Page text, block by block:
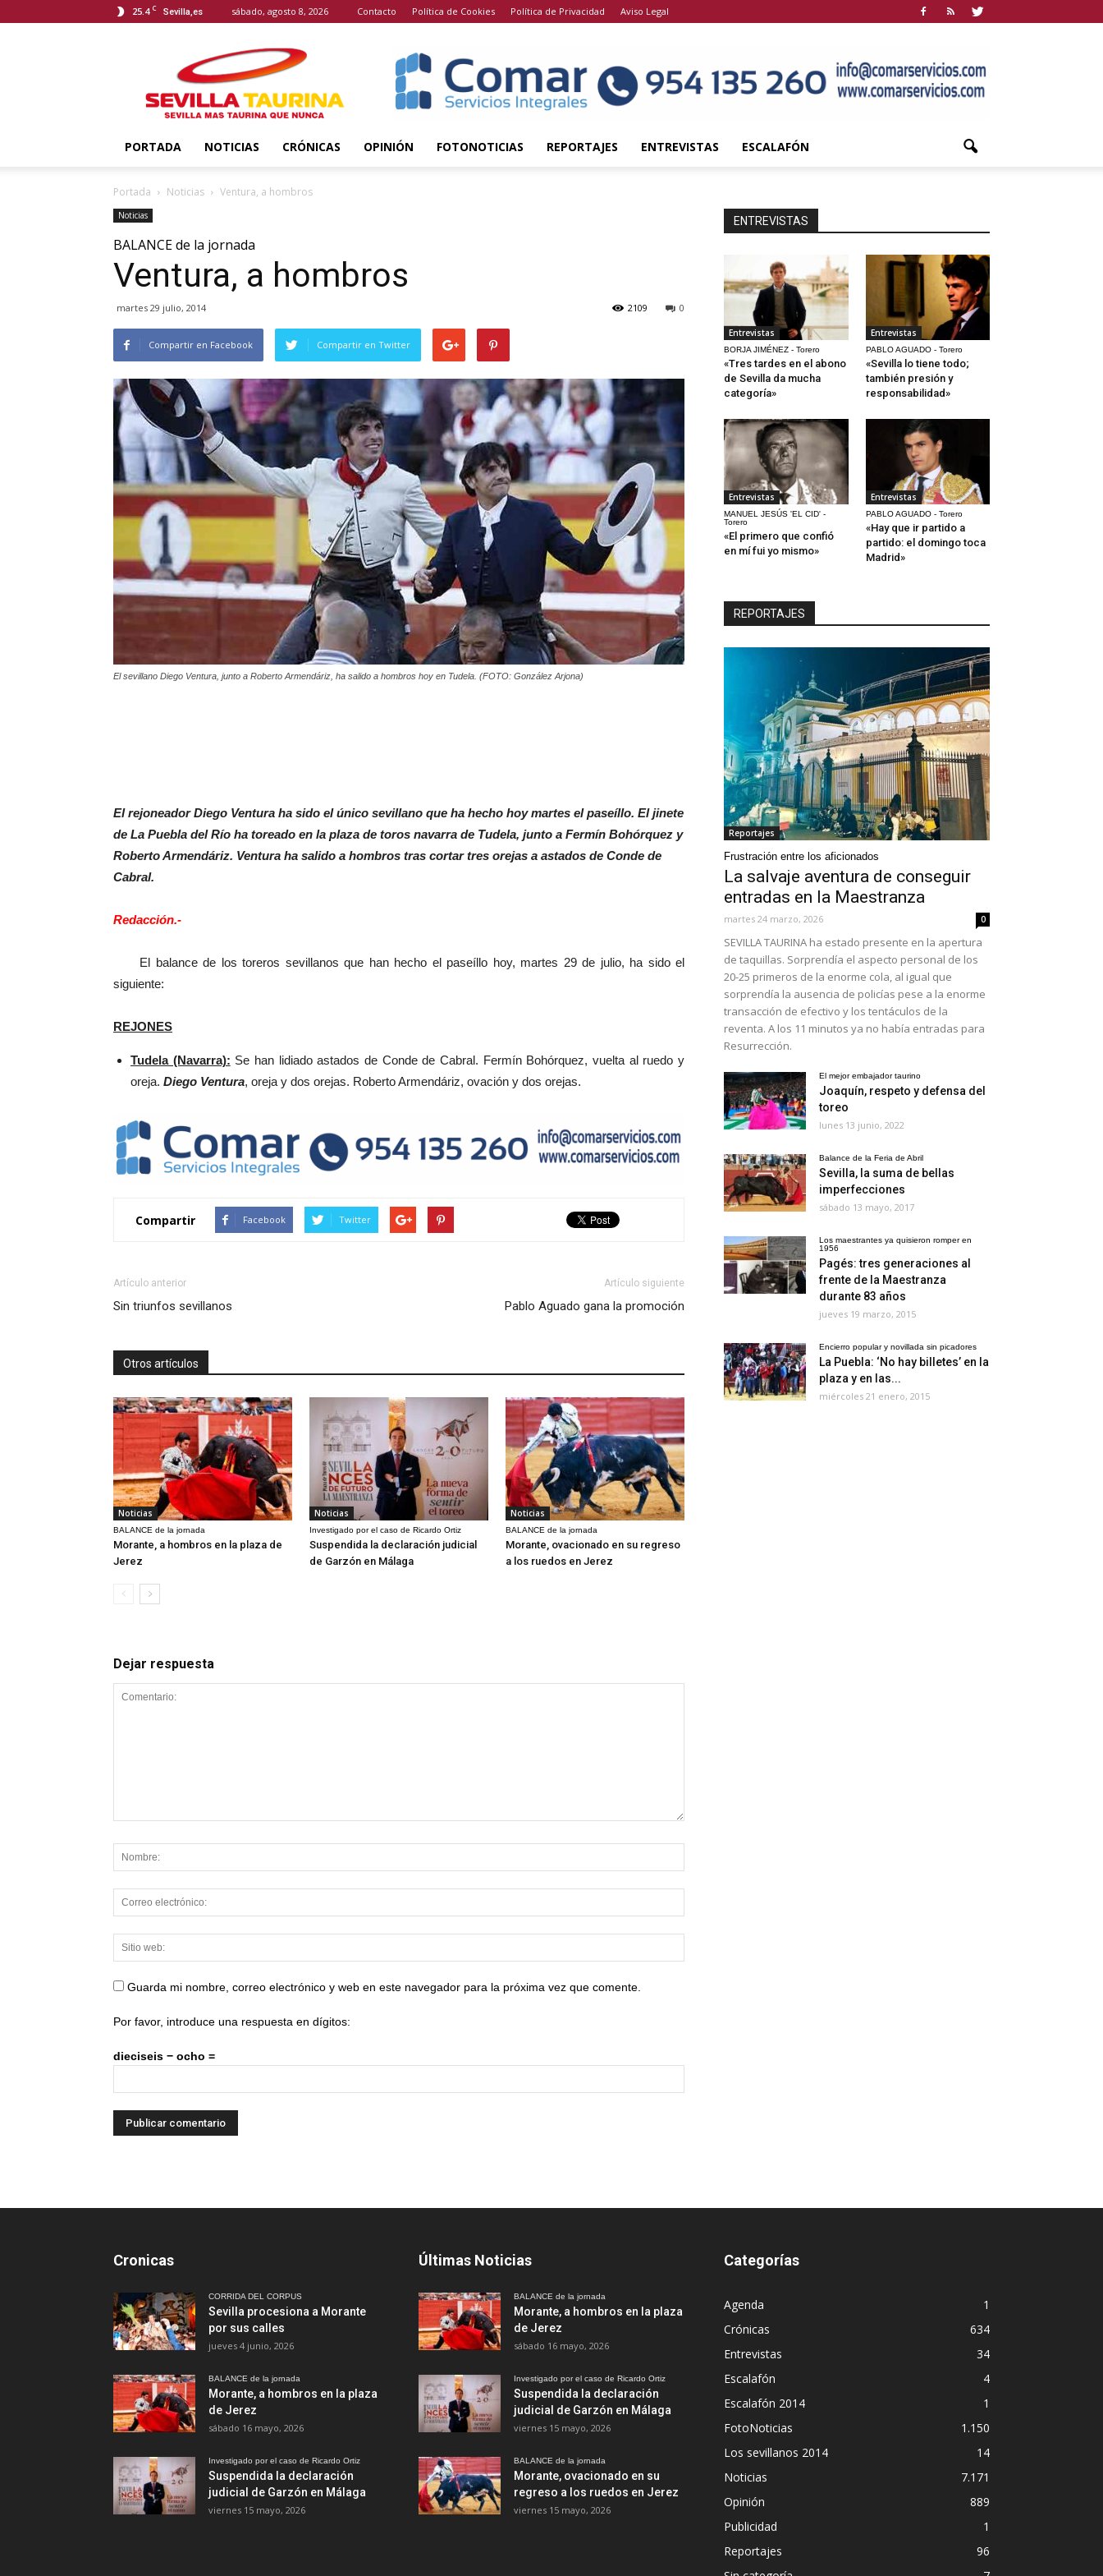
25.4 C Sevilla,es sábado, agosto 8, 2026 Contacto Política de Cookies Política de Privacidad Aviso Legal
Taurina
PORTADA NOTICIAS CRÓNICAS OPINIÓN FOTONOTICIAS REPORTAJES ENTREVISTAS ESCALAFÓN
Portada Noticias Ventura, a hombros
Noticias
BALANCE de la jornada
Ventura, a hombros
martes 29 julio, 2014 0
2109
Compartir en Facebook Compartir en Twitter
El sevillano Diego Ventura, junto a Roberto Armendáriz, ha salido a hombros hoy en Tudela. (FOTO: González Arjona)
El rejoneador Diego Ventura ha sido el único sevillano que ha hecho hoy martes el paseíllo. El jinete
de La Puebla del Río ha toreado en la plaza de toros navarra de Tudela, junto a Fermín Bohórquez y
Roberto Armendáriz. Ventura ha salido a hombros tras cortar tres orejas a astados de Conde de
Cabral.
Redacción.-
El balance de los toreros sevillanos que han hecho el paseíllo hoy, martes 29 de julio, ha sido el
siguiente:
REJONES
Tudela (Navarra): Se han lidiado astados de Conde de Cabral. Fermín Bohórquez, vuelta al ruedo y
oreja. Diego Ventura, oreja y dos orejas. Roberto Armendáriz, ovación y dos orejas.
Compartir Facebook Twitter
Artículo anterior
Sin triunfos sevillanos
Artículo siguiente
Pablo Aguado gana la promoción
Otros artículos
Noticias
BALANCE de la jornada
Morante, a hombros en la plaza de
Jerez
Noticias
Investigado por el caso de Ricardo Ortiz
Suspendida la declaración judicial
de Garzón en Málaga
Noticias
BALANCE de la jornada
Morante, ovacionado en su regreso
a los ruedos en Jerez
Dejar respuesta
Guarda mi nombre, correo electrónico y web en este navegador para la próxima vez que comente.
Por favor, introduce una respuesta en dígitos:
dieciseis − ocho =
ENTREVISTAS
Entrevistas
BORJA JIMÉNEZ - Torero
«Tres tardes en el abono
de Sevilla da mucha
categoría»
Entrevistas
PABLO AGUADO - Torero
«Sevilla lo tiene todo;
también presión y
responsabilidad»
Entrevistas
MANUEL JESÚS 'EL CID' -
Torero
«El primero que confió
en mí fui yo mismo»
Entrevistas
PABLO AGUADO - Torero
«Hay que ir partido a
partido: el domingo toca
Madrid»
REPORTAJES
Reportajes
Frustración entre los aficionados
La salvaje aventura de conseguir
entradas en la Maestranza
martes 24 marzo, 2026 0
SEVILLA TAURINA ha estado presente en la apertura
de taquillas. Sorprendía el aspecto personal de los
20-25 primeros de la enorme cola, al igual que
sorprendía la ausencia de policías pese a la enorme
transacción de efectivo y los tentáculos de la
reventa. A los 11 minutos ya no había entradas para
Resurrección.
El mejor embajador taurino
Joaquín, respeto y defensa del
toreo
lunes 13 junio, 2022
Balance de la Feria de Abril
Sevilla, la suma de bellas
imperfecciones
sábado 13 mayo, 2017
Los maestrantes ya quisieron romper en
1956
Pagés: tres generaciones al
frente de la Maestranza
durante 83 años
jueves 19 marzo, 2015
Encierro popular y novillada sin picadores
La Puebla: ‘No hay billetes’ en la
plaza y en las...
miércoles 21 enero, 2015
Cronicas
CORRIDA DEL CORPUS
Sevilla procesiona a Morante
por sus calles
jueves 4 junio, 2026
BALANCE de la jornada
Morante, a hombros en la plaza
de Jerez
sábado 16 mayo, 2026
Investigado por el caso de Ricardo Ortiz
Suspendida la declaración
judicial de Garzón en Málaga
viernes 15 mayo, 2026
Últimas Noticias
BALANCE de la jornada
Morante, a hombros en la plaza
de Jerez
sábado 16 mayo, 2026
Investigado por el caso de Ricardo Ortiz
Suspendida la declaración
judicial de Garzón en Málaga
viernes 15 mayo, 2026
BALANCE de la jornada
Morante, ovacionado en su
regreso a los ruedos en Jerez
viernes 15 mayo, 2026
Categorías
Agenda
1
Crónicas
634
Entrevistas
34
Escalafón
4
Escalafón 2014
1
FotoNoticias
1.150
Los sevillanos 2014
14
Noticias
7.171
Opinión
889
Publicidad
1
Reportajes
96